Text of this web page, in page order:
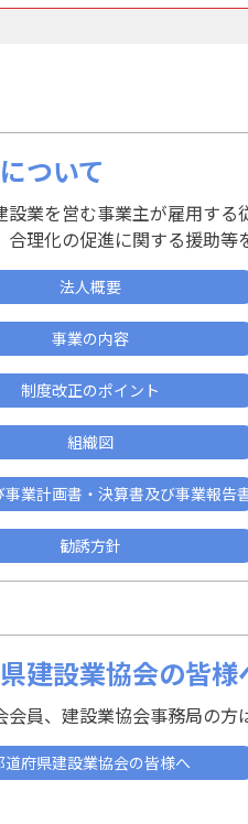
ついて
設業を営む事業主が雇用す
合理化の促進に関する援助等
法人概要
事業の内容
制度改正のポイント
組織図
事業計画書・決算書及び事業報告
勧誘方針
建設業協会の皆様
会員、建設業協会事務局の方
道府県建設業協会の皆様へ